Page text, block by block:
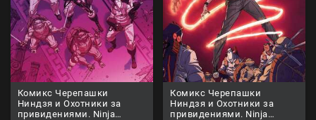
Комикс Черепашки
Ниндзя и Охотники за
привидениями. Ninja
Комикс Черепашки
Ниндзя и Охотники за
привидениями. Ninja